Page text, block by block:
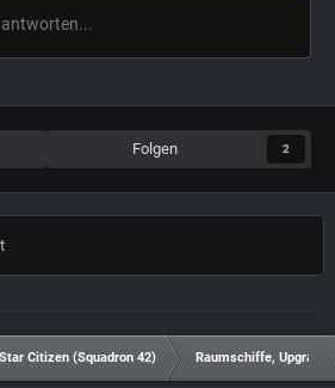
Folgen 2
Star Citizen (Squadron 42) Raumschiffe,